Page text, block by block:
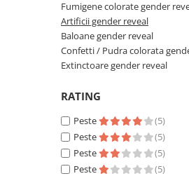
Artificii de brad
Artificii pentru Tort Engros
Artificii sparklers
Bete bengale
Torte de stadion
Fumigene colorate gender reveal
Artificii gender reveal
Baloane gender reveal
Extinctoare gender reveal
Artificii de tort
Artificii sparklers
Artificii Tort Engros
Seturi complete Petreceri
Fumigene colorate gender
Artificii gender reveal
Baloane gender reveal
Confetti / Pudra colorata
Extinctoare gender reveal
RATING
Peste
(5)
Peste
(5)
Peste
(5)
Peste
(5)